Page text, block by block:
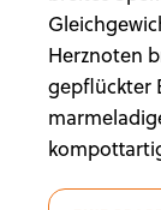
Herznoten
gepflückter